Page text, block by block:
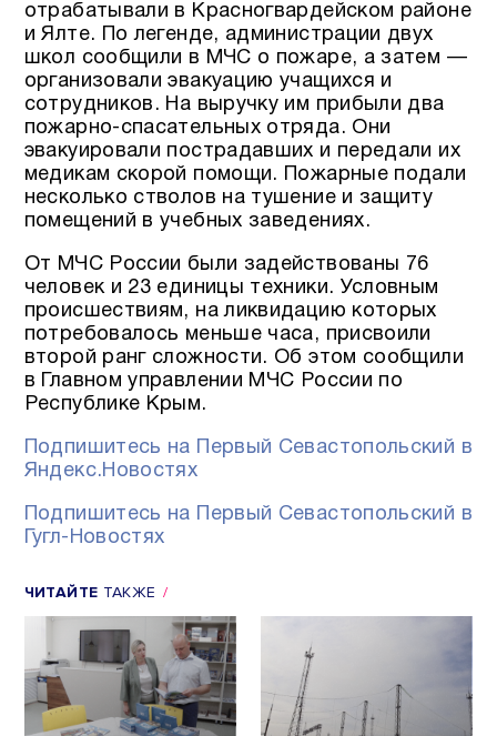
отрабатывали в Красногвардейском районе
и Ялте. По легенде, администрации двух
школ сообщили в МЧС о пожаре, а затем —
организовали эвакуацию учащихся и
сотрудников. На выручку им прибыли два
пожарно-спасательных отряда. Они
эвакуировали пострадавших и передали их
медикам скорой помощи. Пожарные подали
несколько стволов на тушение и защиту
помещений в учебных заведениях.
От МЧС России были задействованы 76
человек и 23 единицы техники. Условным
происшествиям, на ликвидацию которых
потребовалось меньше часа, присвоили
второй ранг сложности. Об этом сообщили
в Главном управлении МЧС России по
Республике Крым.
Подпишитесь на Первый Севастопольский в
Яндекс.Новостях
Подпишитесь на Первый Севастопольский в
Гугл-Новостях
ЧИТАЙТЕ ТАКЖЕ